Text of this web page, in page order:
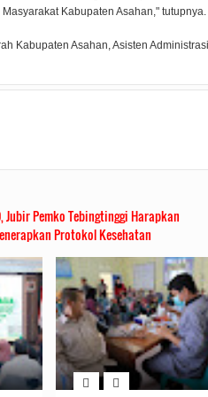
Kabupaten Asahan," tutupnya.
Kabupaten Asahan, Asisten
Jubir Pemko Tebingtinggi Harapkan
Protokol Kesehatan